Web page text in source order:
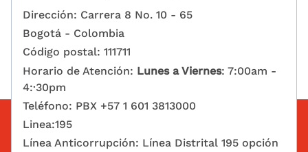
Dirección: Carrera 8 No. 10 - 65
Bogotá - Colombia
Código postal: 111711
Horario de Atención: Lunes a Viernes: 7:00am -
4:·30pm
Teléfono: PBX +57 1 601 3813000
Linea:195
Línea Anticorrupción: Línea Distrital 195 opción